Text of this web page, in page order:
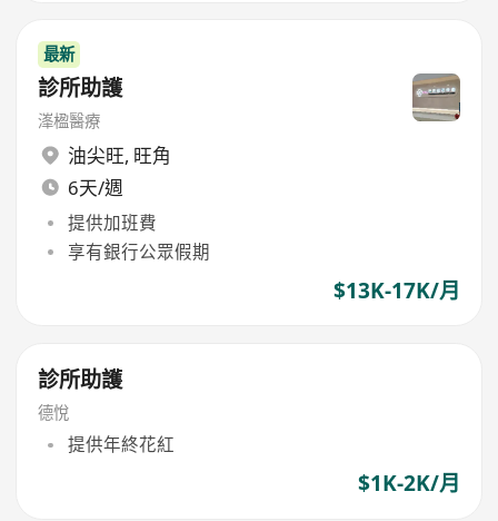
最新
診所助護
溄楹醫療
油尖旺, 旺角
6天/週
提供加班費
享有銀行公眾假期
$13K-17K/月
診所助護
德悅
提供年終花紅
$1K-2K/月